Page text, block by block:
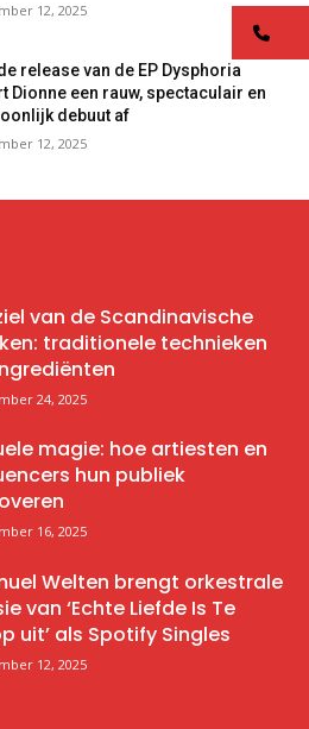
12, 2025
release van de EP Dysphoria
Dionne een rauw, spectaculair en
debuut af
12, 2025
van de Scandinavische
traditionele technieken
24, 2025
magie: hoe artiesten en
hun publiek
16, 2025
Welten brengt orkestrale
van ‘Echte Liefde Is Te
uit’ als Spotify Singles
12, 2025